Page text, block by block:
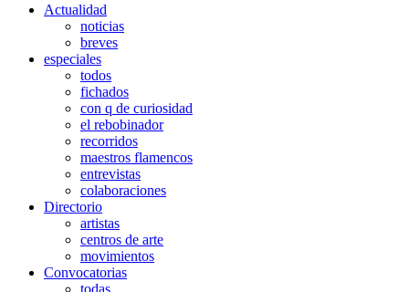
Actualidad
noticias
breves
especiales
todos
fichados
con q de curiosidad
el rebobinador
recorridos
maestros flamencos
entrevistas
colaboraciones
Directorio
artistas
centros de arte
movimientos
Convocatorias
todas